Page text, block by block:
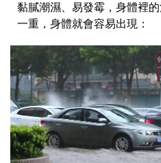
黏膩潮濕、易發霉，身體裡
一重，身體就會容易出現：